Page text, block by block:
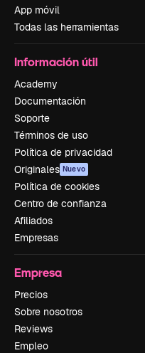
App móvil
Todas las herramientas
Información útil
Academy
Documentación
Soporte
Términos de uso
Política de privacidad
Originales Nuevo
Política de cookies
Centro de confianza
Afiliados
Empresas
Empresa
Precios
Sobre nosotros
Reviews
Empleo